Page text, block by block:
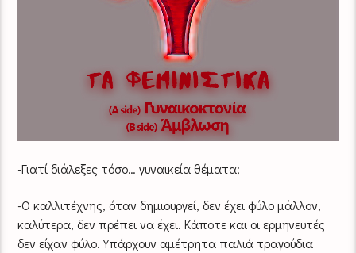
-Γιατί διάλεξες τόσο… γυναικεία θέματα;
-Ο καλλιτέχνης, όταν δημιουργεί, δεν έχει φύλο μάλλον,
καλύτερα, δεν πρέπει να έχει. Κάποτε και οι ερμηνευτές
δεν είχαν φύλο. Υπάρχουν αμέτρητα παλιά τραγούδια